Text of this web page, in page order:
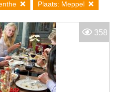
Plaats: Meppel
358